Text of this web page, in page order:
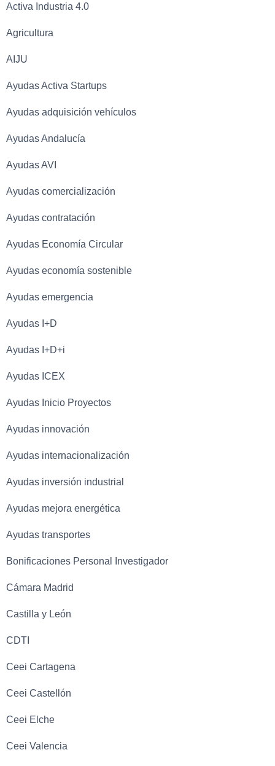
Activa Industria 4.0
Agricultura
AIJU
Ayudas Activa Startups
Ayudas adquisición vehículos
Ayudas Andalucía
Ayudas AVI
Ayudas comercialización
Ayudas contratación
Ayudas Economía Circular
Ayudas economía sostenible
Ayudas emergencia
Ayudas I+D
Ayudas I+D+i
Ayudas ICEX
Ayudas Inicio Proyectos
Ayudas innovación
Ayudas internacionalización
Ayudas inversión industrial
Ayudas mejora energética
Ayudas transportes
Bonificaciones Personal Investigador
Cámara Madrid
Castilla y León
CDTI
Ceei Cartagena
Ceei Castellón
Ceei Elche
Ceei Valencia